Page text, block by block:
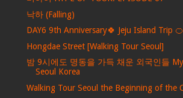
낙하 (Falling)
DAY6 9th Anniversary🍀 Jeju Island Trip
Hongdae Street [Walking Tour Seoul]
밤 9시에도 명동을 가득 채운 외국인들
Seoul Korea
Walking Tour Seoul the Beginning of the